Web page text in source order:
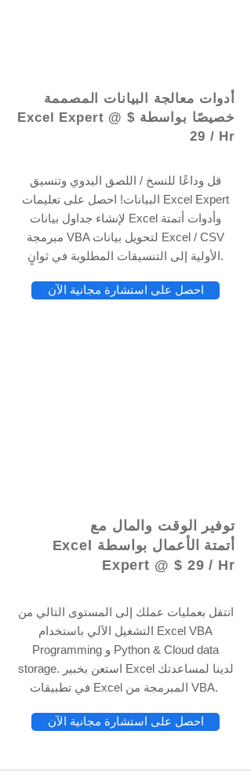
أدوات معالجة البيانات المصممة
خصيصًا بواسطة Excel Expert @ $
29 / Hr
قل وداعًا للنسخ / اللصق اليدوي وتنسيق
البيانات! احصل على تعليمات Excel Expert
لإنشاء جداول بيانات Excel وأدوات أتمتة
مبرمجة VBA لتحويل بيانات Excel / CSV
الأولية إلى التنسيقات المطلوبة في ثوانٍ.
احصل على استشارة مجانية الآن
توفير الوقت والمال مع
أتمتة الأعمال بواسطة Excel
Expert @ $ 29 / Hr
انتقل بعمليات عملك إلى المستوى التالي من
التشغيل الآلي باستخدام Excel VBA
Programming و Python & Cloud data
storage. استعن بخبير Excel لدينا لمساعدتك
في تطبيقات Excel المبرمجة من VBA.
احصل على استشارة مجانية الآن